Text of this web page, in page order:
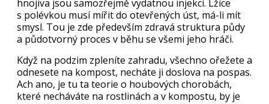
hnojiva jsou samozřejmě vydatnou injekcí. Lžíce
s polévkou musí mířit do otevřených úst, má-li mít
smysl. Tou je zde především zdravá struktura půdy
a půdotvorný proces v běhu se všemi jeho hráči.
Když na podzim zpleníte zahradu, všechno ořežete a
odnesete na kompost, necháte ji doslova na pospas.
Ach ano, je tu ta teorie o houbových chorobách,
které necháváte na rostlinách a v kompostu, by je